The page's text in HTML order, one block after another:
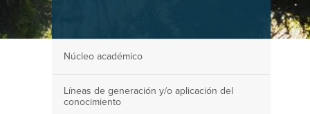
Núcleo académico
Líneas de generación y/o aplicación del
conocimiento